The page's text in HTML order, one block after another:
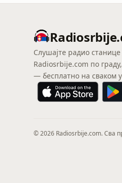
Слушајте радио
Radiosrbije.com по
— бесплатно на сваком
© 2026 Radiosrbije.com. Сва